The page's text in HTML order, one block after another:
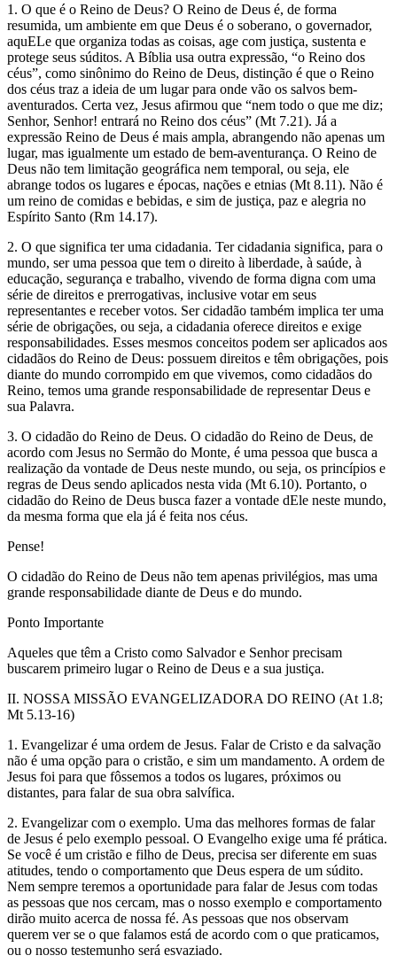
1. O que é o Reino de Deus? O Reino de Deus é, de forma
resumida, um ambiente em que Deus é o soberano, o governador,
aquELe que organiza todas as coisas, age com justiça, sustenta e
protege seus súditos. A Bíblia usa outra expressão, “o Reino dos
céus”, como sinônimo do Reino de Deus, distinção é que o Reino
dos céus traz a ideia de um lugar para onde vão os salvos bem-
aventurados. Certa vez, Jesus afirmou que “nem todo o que me diz;
Senhor, Senhor! entrará no Reino dos céus” (Mt 7.21). Já a
expressão Reino de Deus é mais ampla, abrangendo não apenas um
lugar, mas igualmente um estado de bem-aventurança. O Reino de
Deus não tem limitação geográfica nem temporal, ou seja, ele
abrange todos os lugares e épocas, nações e etnias (Mt 8.11). Não é
um reino de comidas e bebidas, e sim de justiça, paz e alegria no
Espírito Santo (Rm 14.17).
2. O que significa ter uma cidadania. Ter cidadania significa, para o
mundo, ser uma pessoa que tem o direito à liberdade, à saúde, à
educação, segurança e trabalho, vivendo de forma digna com uma
série de direitos e prerrogativas, inclusive votar em seus
representantes e receber votos. Ser cidadão também implica ter uma
série de obrigações, ou seja, a cidadania oferece direitos e exige
responsabilidades. Esses mesmos conceitos podem ser aplicados aos
cidadãos do Reino de Deus: possuem direitos e têm obrigações, pois
diante do mundo corrompido em que vivemos, como cidadãos do
Reino, temos uma grande responsabilidade de representar Deus e
sua Palavra.
3. O cidadão do Reino de Deus. O cidadão do Reino de Deus, de
acordo com Jesus no Sermão do Monte, é uma pessoa que busca a
realização da vontade de Deus neste mundo, ou seja, os princípios e
regras de Deus sendo aplicados nesta vida (Mt 6.10). Portanto, o
cidadão do Reino de Deus busca fazer a vontade dEle neste mundo,
da mesma forma que ela já é feita nos céus.
Pense!
O cidadão do Reino de Deus não tem apenas privilégios, mas uma
grande responsabilidade diante de Deus e do mundo.
Ponto Importante
Aqueles que têm a Cristo como Salvador e Senhor precisam
buscarem primeiro lugar o Reino de Deus e a sua justiça.
II. NOSSA MISSÃO EVANGELIZADORA DO REINO (At 1.8;
Mt 5.13-16)
1. Evangelizar é uma ordem de Jesus. Falar de Cristo e da salvação
não é uma opção para o cristão, e sim um mandamento. A ordem de
Jesus foi para que fôssemos a todos os lugares, próximos ou
distantes, para falar de sua obra salvífica.
2. Evangelizar com o exemplo. Uma das melhores formas de falar
de Jesus é pelo exemplo pessoal. O Evangelho exige uma fé prática.
Se você é um cristão e filho de Deus, precisa ser diferente em suas
atitudes, tendo o comportamento que Deus espera de um súdito.
Nem sempre teremos a oportunidade para falar de Jesus com todas
as pessoas que nos cercam, mas o nosso exemplo e comportamento
dirão muito acerca de nossa fé. As pessoas que nos observam
querem ver se o que falamos está de acordo com o que praticamos,
ou o nosso testemunho será esvaziado.